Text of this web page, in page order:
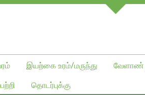
இயற்கை உரம்/மருந்து வேளாண்
தொடர்புக்கு